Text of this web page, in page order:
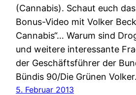
(Cannabis). Schaut euch
Bonus-Video mit Volker
Cannabis“… Warum sind
und weitere interessante
der Geschäftsführer der
Bündis 90/Die Grünen
5. Februar 2013